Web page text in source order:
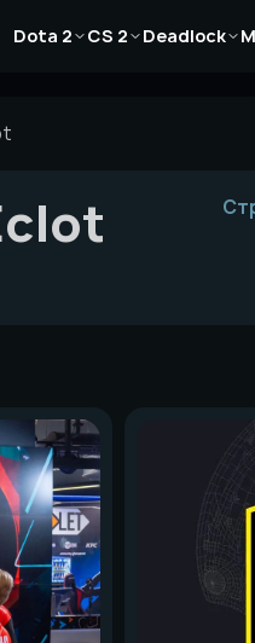
Dota 2
Статьи CS 2
СтатьиDeadlock
Статьи